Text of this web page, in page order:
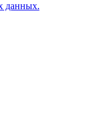
данных.